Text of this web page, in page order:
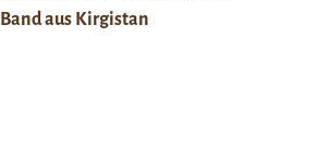
Band aus Kirgistan